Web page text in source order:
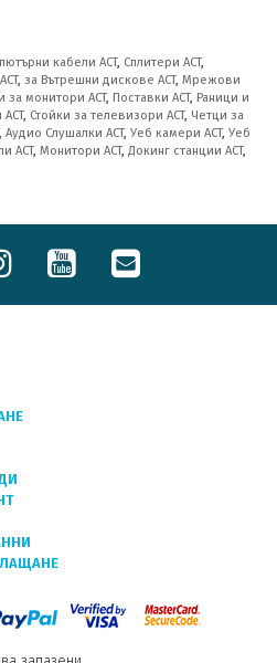
кабели ACT, Сплитери ACT,
, за Вътрешни дискове ACT, Мрежови
за монитори ACT, Поставки ACT, Раници и
, Стойки за телевизори ACT, Четци за
, Аудио Слушалки ACT, Уеб камери ACT, Уеб
ACT, Монитори ACT, Докинг станции ACT,